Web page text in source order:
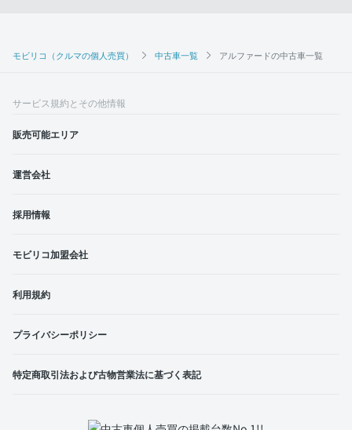
モビリコ（クルマの個人売買） 中古車一覧 アルファードの中古車一覧
サービス規約とその他情報
販売可能エリア
運営会社
採用情報
モビリコ加盟会社
利用規約
プライバシーポリシー
特定商取引法および古物営業法に基づく表記